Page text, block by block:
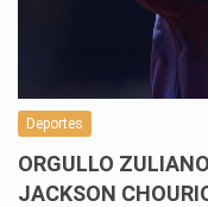
Deportes
ORGULLO
JACKSON